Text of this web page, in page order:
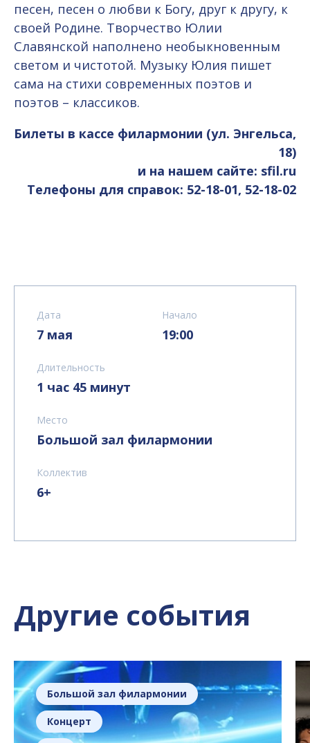
песен, песен о любви к Богу, друг к другу, к
своей Родине. Творчество Юлии
Славянской наполнено необыкновенным
светом и чистотой. Музыку Юлия пишет
сама на стихи современных поэтов и
поэтов – классиков.
Билеты в кассе филармонии (ул. Энгельса,
18)
и на нашем сайте: sfil.ru
Телефоны для справок: 52-18-01, 52-18-02
Дата
7 мая
Начало
19:00
Длительность
1 час 45 минут
Место
Большой зал филармонии
Коллектив
6+
Другие события
Большой зал филармонии
Концерт